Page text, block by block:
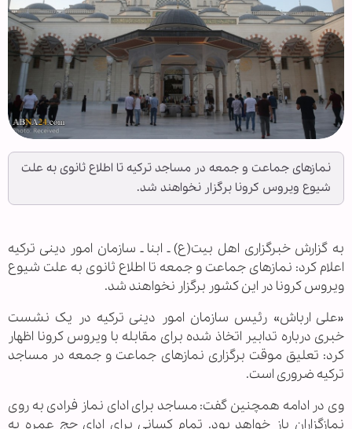
نمازهای جماعت و جمعه در مساجد ترکیه تا اطلاع ثانوی به علت
شیوع ویروس کرونا برگزار نخواهند شد.
به گزارش خبرگزاری اهل بیت(ع) ـ ابنا ـ سازمان امور دینی ترکیه
اعلام کرد: نمازهای جماعت و جمعه تا اطلاع ثانوی به علت شیوع
ویروس کرونا در این کشور برگزار نخواهند شد.
«علی ارباش» رئیس سازمان امور دینی ترکیه در یک نشست
خبری درباره تدابیر اتخاذ شده برای مقابله با ویروس کرونا اظهار
کرد: تعلیق موقت برگزاری نمازهای جماعت و جمعه در مساجد
ترکیه ضروری است.
وی در ادامه همچنین گفت: مساجد برای ادای نماز فرادی به روی
نمازگزاران باز خواهد بود. تمام کسانی برای ادای حج عمره به